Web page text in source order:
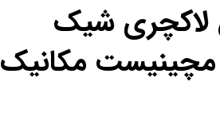
لاکچری شیک
مچینیست مکانیک